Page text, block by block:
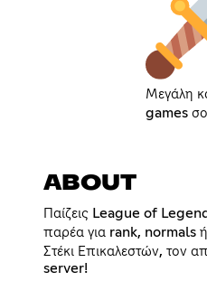
Μεγάλη
games
ABOUT
Παίζεις League of
παρέα για rank, normals
Στέκι Επικαλεστών, τον
server!